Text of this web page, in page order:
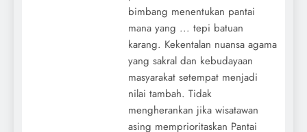
bimbang menentukan pantai
mana yang ... tepi batuan
karang. Kekentalan nuansa agama
yang sakral dan kebudayaan
masyarakat setempat menjadi
nilai tambah. Tidak
mengherankan jika wisatawan
asing memprioritaskan Pantai